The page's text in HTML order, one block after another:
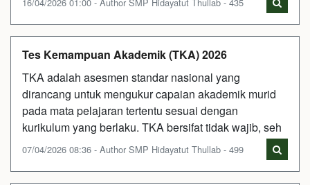
Tes Kemampuan Akademik (TKA) 2026
TKA adalah asesmen standar nasional yang
dirancang untuk mengukur capaian akademik murid
pada mata pelajaran tertentu sesuai dengan
kurikulum yang berlaku. TKA bersifat tidak wajib, seh
07/04/2026 08:36 - Author SMP Hidayatut Thullab - 499